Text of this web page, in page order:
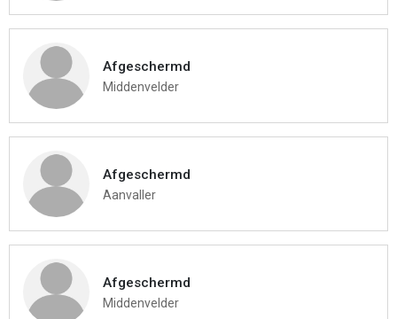
Afgeschermd
Middenvelder
Afgeschermd
Aanvaller
Afgeschermd
Middenvelder